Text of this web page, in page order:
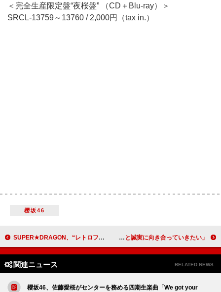
＜完全生産限定盤“夜桜盤” （CD＋Blu-ray）＞
SRCL-13759～13760 / 2,000円（tax in.）
櫻坂46
SUPER★DRAGON、“レトロフューチャー”な「Call Me Asap」MVで過去＆未来へ サカナクション「夜の踊り子」リリースから14年でストリーミング累計1億回突破 「これからも音楽と誠実に向き合っていきたい」
関連ニュース RELATED NEWS
櫻坂46、佐藤愛桜がセンターを務める四期生楽曲「We got your